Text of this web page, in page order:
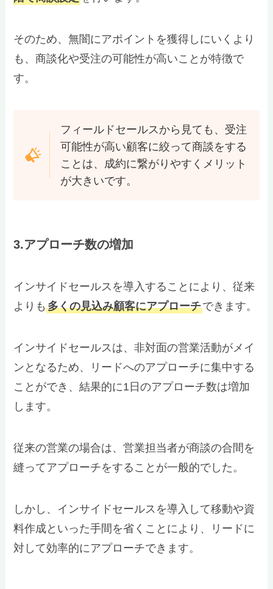
そのため、無闇にアポイントを獲得しにいくより
も、商談化や受注の可能性が高いことが特徴で
す。
フィールドセールスから見ても、受注
可能性が高い顧客に絞って商談をする
ことは、成約に繋がりやすくメリット
が大きいです。
3.アプローチ数の増加
インサイドセールスを導入することにより、従来
よりも多くの見込み顧客にアプローチできます。
インサイドセールスは、非対面の営業活動がメイ
ンとなるため、リードへのアプローチに集中する
ことができ、結果的に1日のアプローチ数は増加
します。
従来の営業の場合は、営業担当者が商談の合間を
縫ってアプローチをすることが一般的でした。
しかし、インサイドセールスを導入して移動や資
料作成といった手間を省くことにより、リードに
対して効率的にアプローチできます。